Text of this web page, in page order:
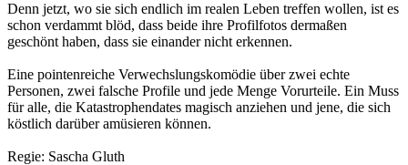
Denn jetzt, wo sie sich endlich im realen Leben treffen wollen, ist es
schon verdammt blöd, dass beide ihre Profilfotos dermaßen
geschönt haben, dass sie einander nicht erkennen.
Eine pointenreiche Verwechslungskomödie über zwei echte
Personen, zwei falsche Profile und jede Menge Vorurteile. Ein Muss
für alle, die Katastrophendates magisch anziehen und jene, die sich
köstlich darüber amüsieren können.
Regie: Sascha Gluth